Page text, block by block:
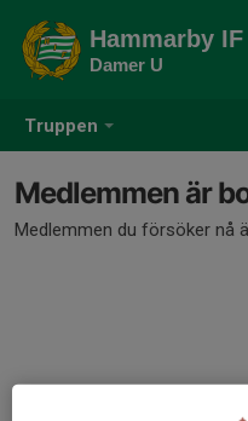
Truppen
Hammarby IF
Damer U
Medlemmen är
Medlemmen du försöker nå